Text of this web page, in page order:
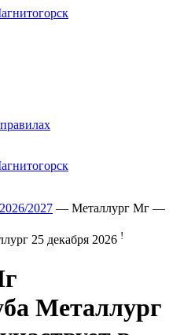
2027 — Металлург Мг —
25 декабря 2026 !